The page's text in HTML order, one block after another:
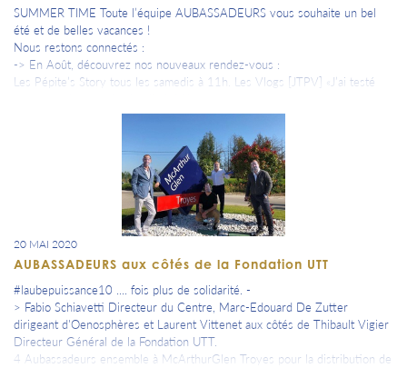
SUMMER TIME Toute l’équipe AUBASSADEURS vous souhaite un bel
été et de belles vacances !
Nous restons connectés :
-> En Août, découvrez nos nouveaux rendez-vous :
Les Pépite’s Story tous les samedis à 11h. Les Vlogs [JTPV] «J’ai testé
20 MAI 2020
AUBASSADEURS aux côtés de la Fondation UTT
#laubepuissance10 .... fois plus de solidarité. -
> Fabio Schiavetti Directeur du Centre, Marc-Edouard De Zutter
dirigeant d'Oenosphères et Laurent Vittenet aux côtés de Thibault Vigier
Directeur Général de la Fondation UTT.
4 Aubassadeurs ensemble à McArthurGlen Troyes pour la distribution de